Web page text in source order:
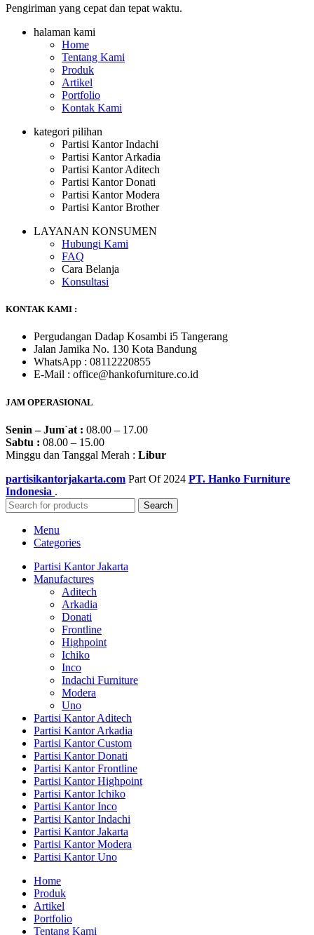
Pengiriman yang cepat dan tepat waktu.
halaman kami
Home
Tentang Kami
Produk
Artikel
Portfolio
Kontak Kami
kategori pilihan
Partisi Kantor Indachi
Partisi Kantor Arkadia
Partisi Kantor Aditech
Partisi Kantor Donati
Partisi Kantor Modera
Partisi Kantor Brother
LAYANAN KONSUMEN
Hubungi Kami
FAQ
Cara Belanja
Konsultasi
KONTAK KAMI :
Pergudangan Dadap Kosambi i5 Tangerang
Jalan Jamika No. 130 Kota Bandung
WhatsApp : 08112220855
E-Mail : office@hankofurniture.co.id
JAM OPERASIONAL
Senin – Jum`at : 08.00 – 17.00
Sabtu : 08.00 – 15.00
Minggu dan Tanggal Merah : Libur
partisikantorjakarta.com Part Of 2024 PT. Hanko Furniture
Indonesia .
Search
Menu
Categories
Partisi Kantor Jakarta
Manufactures
Aditech
Arkadia
Donati
Frontline
Highpoint
Ichiko
Inco
Indachi Furniture
Modera
Uno
Partisi Kantor Aditech
Partisi Kantor Arkadia
Partisi Kantor Custom
Partisi Kantor Donati
Partisi Kantor Frontline
Partisi Kantor Highpoint
Partisi Kantor Ichiko
Partisi Kantor Inco
Partisi Kantor Indachi
Partisi Kantor Jakarta
Partisi Kantor Modera
Partisi Kantor Uno
Home
Produk
Artikel
Portfolio
Tentang Kami